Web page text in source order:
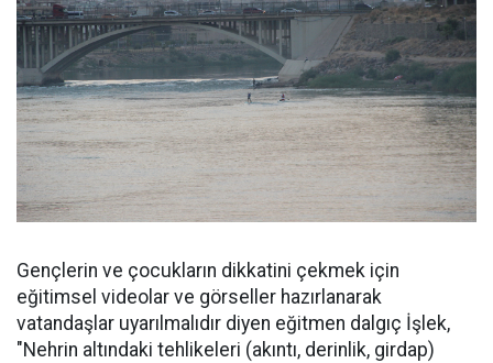
Gençlerin ve çocukların dikkatini çekmek için
eğitimsel videolar ve görseller hazırlanarak
vatandaşlar uyarılmalıdır diyen eğitmen dalgıç İşlek,
"Nehrin altındaki tehlikeleri (akıntı, derinlik, girdap)